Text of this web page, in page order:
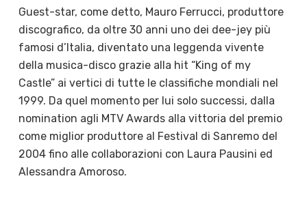
Guest-star, come detto, Mauro Ferrucci, produttore
discografico, da oltre 30 anni uno dei dee-jey più
famosi d’Italia, diventato una leggenda vivente
della musica-disco grazie alla hit “King of my
Castle” ai vertici di tutte le classifiche mondiali nel
1999. Da quel momento per lui solo successi, dalla
nomination agli MTV Awards alla vittoria del premio
come miglior produttore al Festival di Sanremo del
2004 fino alle collaborazioni con Laura Pausini ed
Alessandra Amoroso.